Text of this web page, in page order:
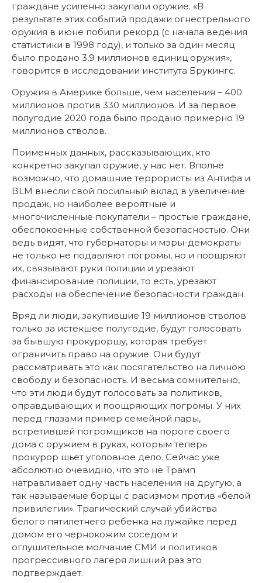
граждане усиленно закупали оружие. «В
результате этих событий продажи огнестрельного
оружия в июне побили рекорд (с начала ведения
статистики в 1998 году), и только за один месяц
было продано 3,9 миллионов единиц оружия»,
говорится в исследовании института Брукингс.
Оружия в Америке больше, чем населения – 400
миллионов против 330 миллионов. И за первое
полугодие 2020 года было продано примерно 19
миллионов стволов.
Поименных данных, рассказывающих, кто
конкретно закупал оружие, у нас нет. Вполне
возможно, что домашние террористы из Антифа и
BLM внесли свой посильный вклад в увеличение
продаж, но наиболее вероятные и
многочисленные покупатели – простые граждане,
обеспокоенные собственной безопасностью. Они
ведь видят, что губернаторы и мэры-демократы
не только не подавляют погромы, но и поощряют
их, связывают руки полиции и урезают
финансирование полиции, то есть, урезают
расходы на обеспечение безопасности граждан.
Вряд ли люди, закупившие 19 миллионов стволов
только за истекшее полугодие, будут голосовать
за бывшую прокуроршу, которая требует
ограничить право на оружие. Они будут
рассматривать это как посягательство на личною
свободу и безопасность. И весьма сомнительно,
что эти люди будут голосовать за политиков,
оправдывающих и поощряющих погромы. У них
перед глазами пример семейной пары,
встретившей погромщиков на пороге своего
дома с оружием в руках, которым теперь
прокурор шьет уголовное дело. Сейчас уже
абсолютно очевидно, что это не Трамп
натравливает одну часть населения на другую, а
так называемые борцы с расизмом против «белой
привилегии». Трагический случай убийства
белого пятилетнего ребенка на лужайке перед
домом его чернокожим соседом и
оглушительное молчание СМИ и политиков
прогрессивного лагеря лишний раз это
подтверждает.